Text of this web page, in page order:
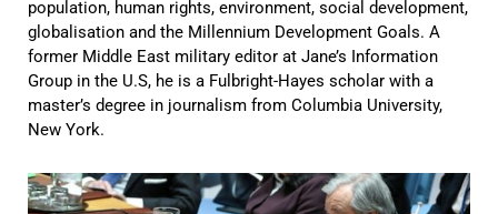
population, human rights, environment, social development,
globalisation and the Millennium Development Goals. A
former Middle East military editor at Jane’s Information
Group in the U.S, he is a Fulbright-Hayes scholar with a
master’s degree in journalism from Columbia University,
New York.